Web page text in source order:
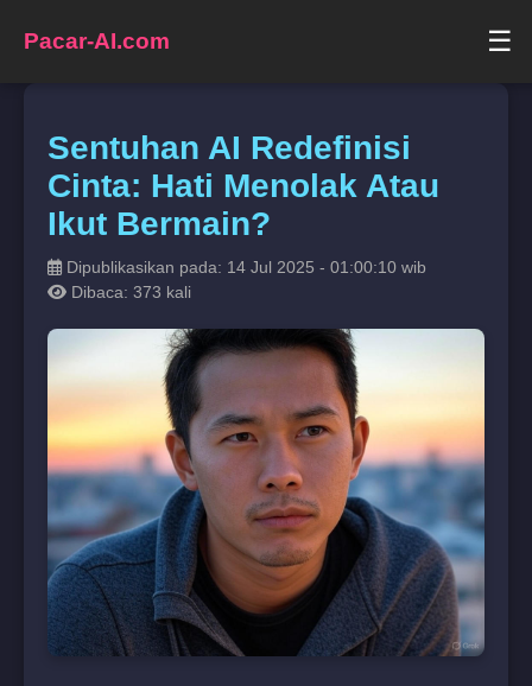
Pacar-AI.com ☰
Sentuhan AI Redefinisi
Cinta: Hati Menolak Atau
Ikut Bermain?
Dipublikasikan pada: 14 Jul 2025 - 01:00:10 wib
Dibaca: 373 kali